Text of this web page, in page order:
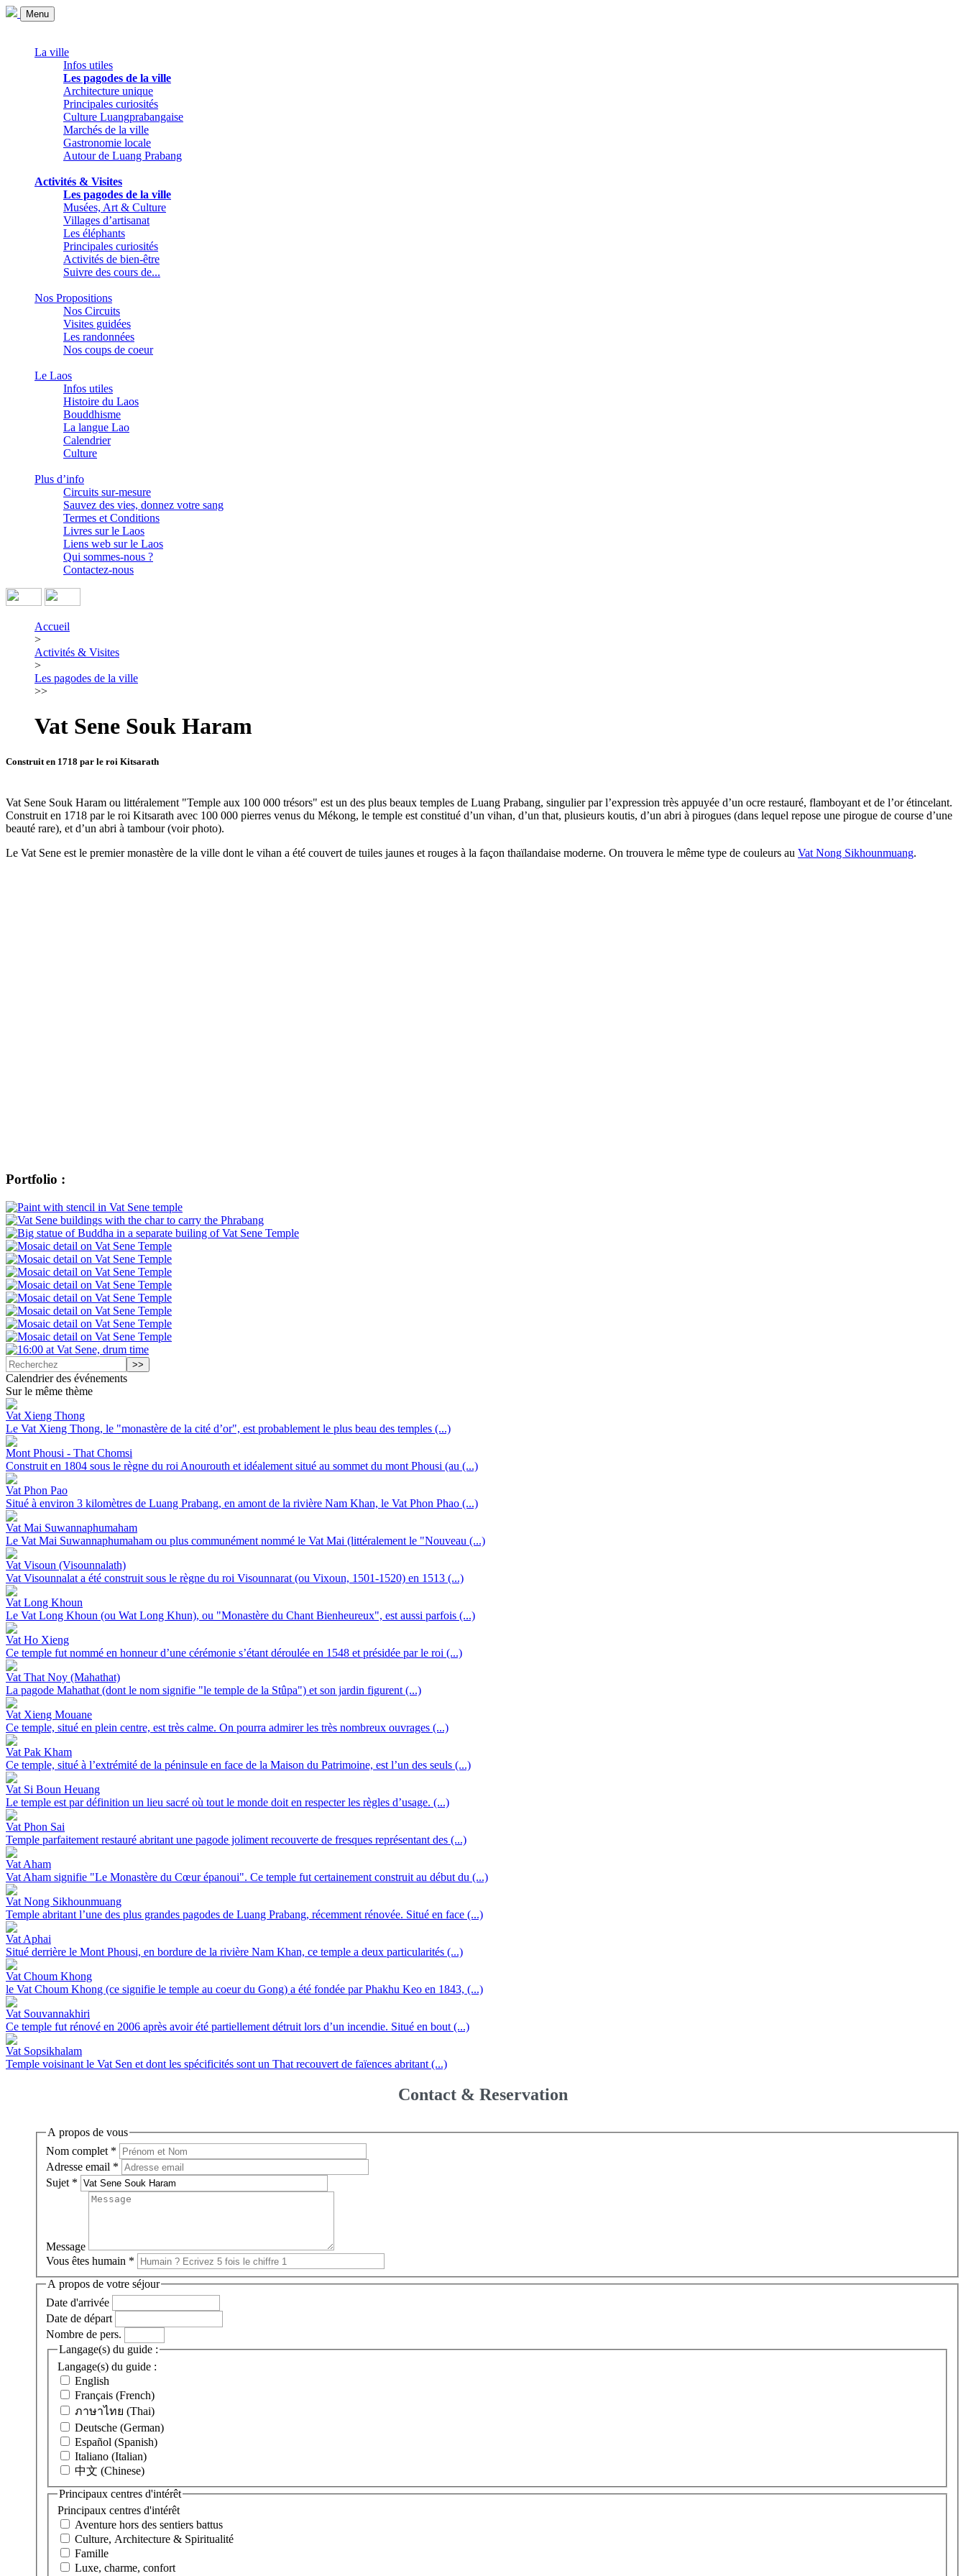
Menu
La ville
Infos utiles
Les pagodes de la ville
Architecture unique
Principales curiosités
Culture Luangprabangaise
Marchés de la ville
Gastronomie locale
Autour de Luang Prabang
Activités & Visites
Les pagodes de la ville
Musées, Art & Culture
Villages d’artisanat
Les éléphants
Principales curiosités
Activités de bien-être
Suivre des cours de...
Nos Propositions
Nos Circuits
Visites guidées
Les randonnées
Nos coups de coeur
Le Laos
Infos utiles
Histoire du Laos
Bouddhisme
La langue Lao
Calendrier
Culture
Plus d’info
Circuits sur-mesure
Sauvez des vies, donnez votre sang
Termes et Conditions
Livres sur le Laos
Liens web sur le Laos
Qui sommes-nous ?
Contactez-nous
Accueil
>
Activités & Visites
>
Les pagodes de la ville
>>
Vat Sene Souk Haram
Construit en 1718 par le roi Kitsarath
Vat Sene Souk Haram ou littéralement "Temple aux 100 000 trésors" est un des plus beaux temples de Luang Prabang, singulier par l’expression très appuyée d’un ocre restauré, flamboyant et de l’or étincelant.
Construit en 1718 par le roi Kitsarath avec 100 000 pierres venus du Mékong, le temple est constitué d’un vihan, d’un that, plusieurs koutis, d’un abri à pirogues (dans lequel repose une pirogue de course d’une
beauté rare), et d’un abri à tambour (voir photo).
Le Vat Sene est le premier monastère de la ville dont le vihan a été couvert de tuiles jaunes et rouges à la façon thaïlandaise moderne. On trouvera le même type de couleurs au Vat Nong Sikhounmuang.
Portfolio :
Calendrier des événements
Sur le même thème
Vat Xieng Thong
Le Vat Xieng Thong, le "monastère de la cité d’or", est probablement le plus beau des temples (...)
Mont Phousi - That Chomsi
Construit en 1804 sous le règne du roi Anourouth et idéalement situé au sommet du mont Phousi (au (...)
Vat Phon Pao
Situé à environ 3 kilomètres de Luang Prabang, en amont de la rivière Nam Khan, le Vat Phon Phao (...)
Vat Mai Suwannaphumaham
Le Vat Mai Suwannaphumaham ou plus communément nommé le Vat Mai (littéralement le "Nouveau (...)
Vat Visoun (Visounnalath)
Vat Visounnalat a été construit sous le règne du roi Visounnarat (ou Vixoun, 1501-1520) en 1513 (...)
Vat Long Khoun
Le Vat Long Khoun (ou Wat Long Khun), ou "Monastère du Chant Bienheureux", est aussi parfois (...)
Vat Ho Xieng
Ce temple fut nommé en honneur d’une cérémonie s’étant déroulée en 1548 et présidée par le roi (...)
Vat That Noy (Mahathat)
La pagode Mahathat (dont le nom signifie "le temple de la Stûpa") et son jardin figurent (...)
Vat Xieng Mouane
Ce temple, situé en plein centre, est très calme. On pourra admirer les très nombreux ouvrages (...)
Vat Pak Kham
Ce temple, situé à l’extrémité de la péninsule en face de la Maison du Patrimoine, est l’un des seuls (...)
Vat Si Boun Heuang
Le temple est par définition un lieu sacré où tout le monde doit en respecter les règles d’usage. (...)
Vat Phon Sai
Temple parfaitement restauré abritant une pagode joliment recouverte de fresques représentant des (...)
Vat Aham
Vat Aham signifie "Le Monastère du Cœur épanoui". Ce temple fut certainement construit au début du (...)
Vat Nong Sikhounmuang
Temple abritant l’une des plus grandes pagodes de Luang Prabang, récemment rénovée. Situé en face (...)
Vat Aphai
Situé derrière le Mont Phousi, en bordure de la rivière Nam Khan, ce temple a deux particularités (...)
Vat Choum Khong
le Vat Choum Khong (ce signifie le temple au coeur du Gong) a été fondée par Phakhu Keo en 1843, (...)
Vat Souvannakhiri
Ce temple fut rénové en 2006 après avoir été partiellement détruit lors d’un incendie. Situé en bout (...)
Vat Sopsikhalam
Temple voisinant le Vat Sen et dont les spécificités sont un That recouvert de faïences abritant (...)
Contact & Reservation
A propos de vous
Nom complet *
Adresse email *
Sujet *
Message
Vous êtes humain *
A propos de votre séjour
Date d'arrivée
Date de départ
Nombre de pers.
Langage(s) du guide :
Langage(s) du guide :
English
Français (French)
ภาษาไทย (Thai)
Deutsche (German)
Español (Spanish)
Italiano (Italian)
中文 (Chinese)
Principaux centres d'intérêt
Principaux centres d'intérêt
Aventure hors des sentiers battus
Culture, Architecture & Spiritualité
Famille
Luxe, charme, confort